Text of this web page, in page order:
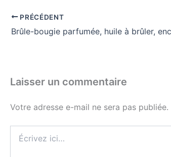
PRÉCÉDENT
Laisser un commentaire
Votre adresse e-mail ne sera pas publiée.
ici…